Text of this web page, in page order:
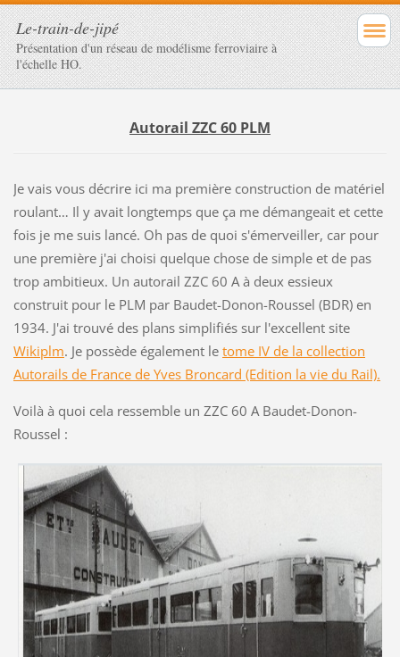
Le-train-de-jipé
Présentation d'un réseau de modélisme ferroviaire à
l'échelle HO.
Autorail ZZC 60 PLM
Je vais vous décrire ici ma première construction de matériel
roulant… Il y avait longtemps que ça me démangeait et cette
fois je me suis lancé. Oh pas de quoi s'émerveiller, car pour
une première j'ai choisi quelque chose de simple et de pas
trop ambitieux. Un autorail ZZC 60 A à deux essieux
construit pour le PLM par Baudet-Donon-Roussel (BDR) en
1934. J'ai trouvé des plans simplifiés sur l'excellent site
Wikiplm. Je possède également le tome IV de la collection
Autorails de France de Yves Broncard (Edition la vie du Rail).
Voilà à quoi cela ressemble un ZZC 60 A Baudet-Donon-
Roussel :